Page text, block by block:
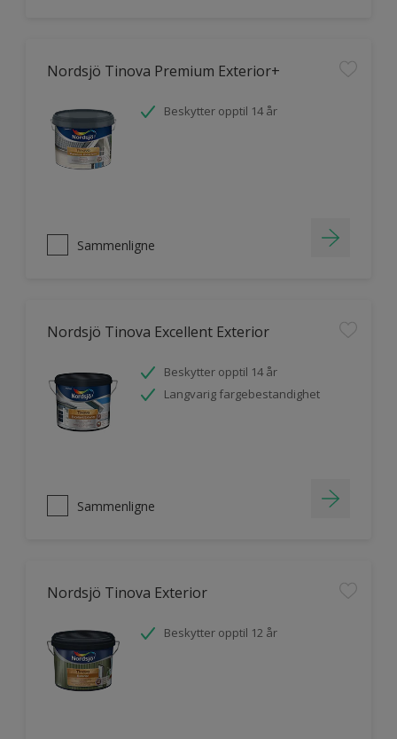
Nordsjö Tinova Premium Exterior+
Beskytter opptil 14 år
Sammenligne
Nordsjö Tinova Excellent Exterior
Beskytter opptil 14 år
Langvarig fargebestandighet
Sammenligne
Nordsjö Tinova Exterior
Beskytter opptil 12 år